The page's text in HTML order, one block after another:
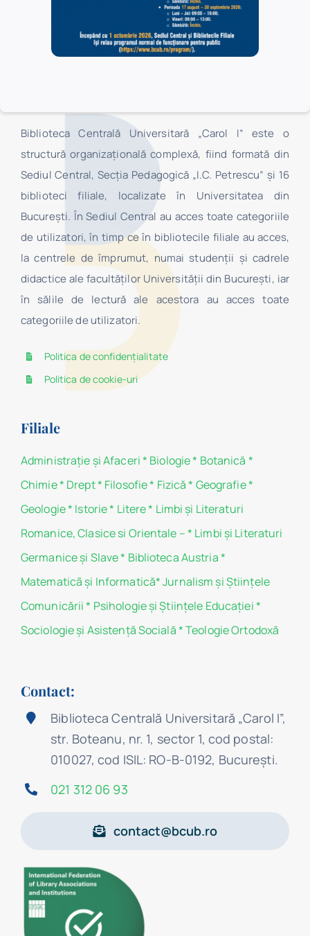
Biblioteca Centrală Universitară „Carol I” este o
structură organizaţională complexă, fiind formată din
Sediul Central, Secţia Pedagogică „I.C. Petrescu” şi 16
biblioteci filiale, localizate în Universitatea din
Bucureşti. În Sediul Central au acces toate categoriile
de utilizatori, în timp ce în bibliotecile filiale au acces,
la centrele de împrumut, numai studenţii şi cadrele
didactice ale facultăților Universității din București, iar
în sălile de lectură ale acestora au acces toate
categoriile de utilizatori.
Politica de confidențialitate
Politica de cookie-uri
Filiale
Administraţie şi Afaceri* Biologie* Botanică *
Chimie* Drept* Filosofie* Fizică * Geografie*
Geologie* Istorie* Litere* Limbi și Literaturi
Romanice, Clasice si Orientale –* Limbi și Literaturi
Germanice şi Slave* Biblioteca Austria*
Matematicã și Informatică*Jurnalism şi Ştiinţele
Comunicării * Psihologie şi Ştiinţele Educaţiei*
Sociologie şi Asistenţă Socială*Teologie Ortodoxă
Contact:
Biblioteca Centrală Universitară „Carol I”,
str. Boteanu, nr. 1, sector 1, cod postal:
010027, cod ISIL: RO-B-0192, Bucureşti.
021 312 06 93
contact@bcub.ro